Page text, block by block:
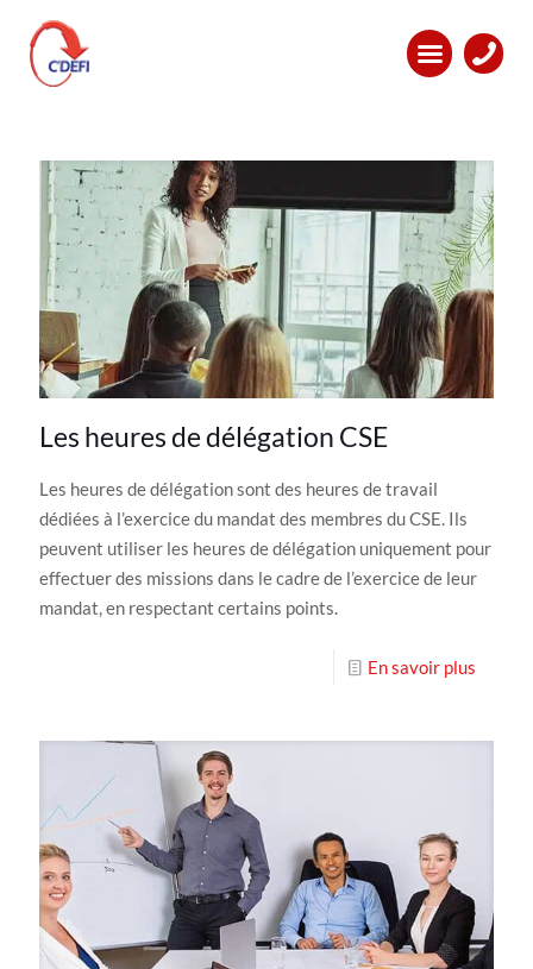
Categories
Les heures de délégation CSE
Les heures de délégation sont des heures de travail
dédiées à l’exercice du mandat des membres du CSE. Ils
peuvent utiliser les heures de délégation uniquement pour
effectuer des missions dans le cadre de l’exercice de leur
mandat, en respectant certains points.
En savoir plus